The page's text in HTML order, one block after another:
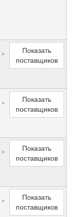
>
Показать
поставщиков
>
Показать
поставщиков
>
Показать
поставщиков
>
Показать
поставщиков